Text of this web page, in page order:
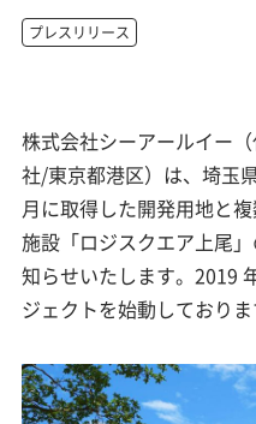
プレスリリース
株式会社シーアールイー
社/東京都港区）は、埼玉
月に取得した開発用地と
施設「ロジスクエア上尾
知らせいたします。2019
ジェクトを始動しておりま